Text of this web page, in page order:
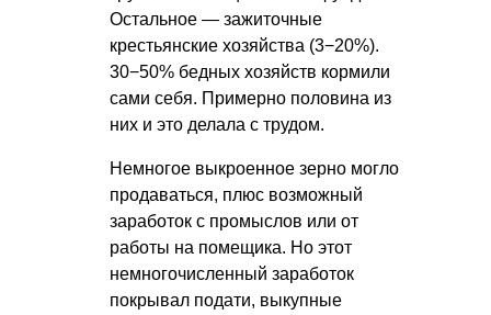
Остальное — зажиточные
крестьянские хозяйства (3−20%).
30−50% бедных хозяйств кормили
сами себя. Примерно половина из
них и это делала с трудом.
Немногое выкроенное зерно могло
продаваться, плюс возможный
заработок с промыслов или от
работы на помещика. Но этот
немногочисленный заработок
покрывал подати, выкупные